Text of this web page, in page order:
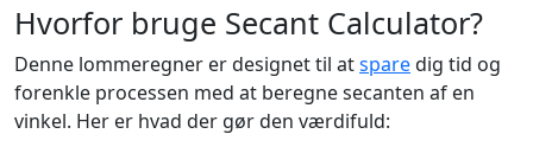
Hvorfor bruge Secant Calculator?
Denne lommeregner er designet til atsparedig tid og
forenkle processen med at beregne secanten af en
vinkel. Her er hvad der gør den værdifuld: